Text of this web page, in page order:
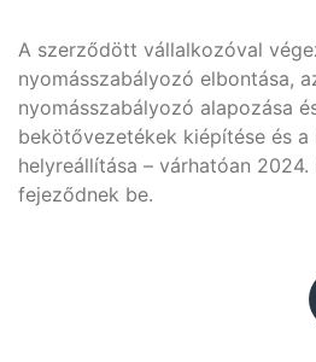
A szerződött vállalkozóval
nyomásszabályozó elbontása,
nyomásszabályozó alapozása
bekötővezetékek kiépítése és a
helyreállítása – várhatóan
fejeződnek be.